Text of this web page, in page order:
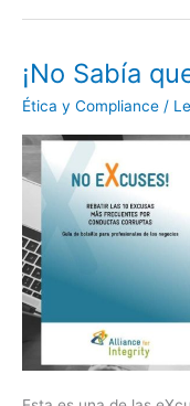
¡No Sabía
Ética y Compliance /
¡No
Sabía
que
eso
Corrupción!